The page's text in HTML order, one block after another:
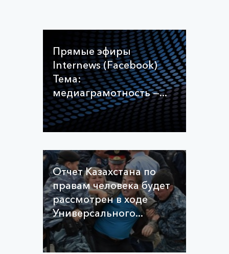
Прямые эфиры
Internews (Facebook)
Тема:
медиаграмотность —...
Отчет Казахстана по
правам человека будет
рассмотрен в ходе
Универсального...